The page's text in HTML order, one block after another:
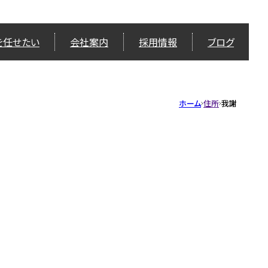
せたい 会社案内 採用情報 ブログ
ホーム 住所 我謝